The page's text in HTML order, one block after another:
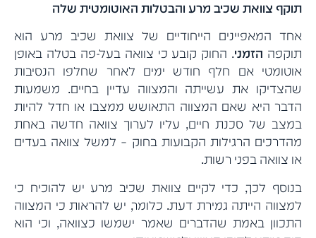
תוקף צוואת שכיב מרע והבטלות האוטומטית שלה
אחד המאפיינים הייחודיים של צוואת שכיב מרע הוא
תוקפה הזמני. החוק קובע כי צוואה בעל-פה בטלה באופן
אוטומטי אם חלף חודש ימים לאחר שחלפו הנסיבות
שהצדיקו את עשייתה והמצווה עדיין בחיים. משמעות
הדבר היא שאם המצווה התאושש ממצבו או חדל להיות
במצב של סכנת חיים, עליו לערוך צוואה חדשה באחת
מהדרכים הרגילות הקבועות בחוק – למשל צוואה בעדים
או צוואה בפני רשות.
בנוסף לכך, כדי לקיים צוואת שכיב מרע יש להוכיח כי
למצווה הייתה גמירת דעת. כלומר, יש להראות כי המצווה
התכוון באמת שהדברים שאמר ישמשו כצוואה, וכי הוא